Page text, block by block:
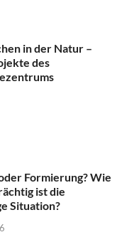
in der Natur –
des
Formierung? Wie
ist die
Situation?